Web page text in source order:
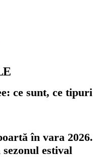
ce sunt, ce tipuri
în vara 2026.
estival